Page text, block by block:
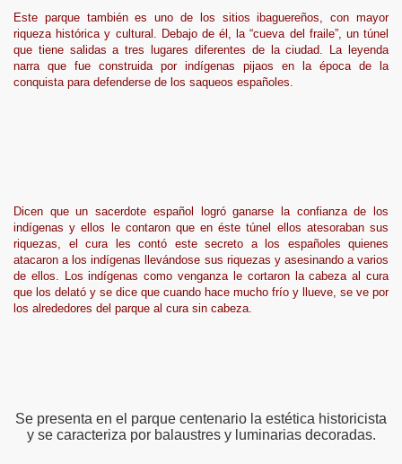
Este parque también es uno de los sitios ibaguereños, con mayor
riqueza histórica y cultural. Debajo de él, la “cueva del fraile”, un túnel
que tiene salidas a tres lugares diferentes de la ciudad. La leyenda
narra que fue construida por indígenas pijaos en la época de la
conquista para defenderse de los saqueos españoles.
Dicen que un sacerdote español logró ganarse la confianza de los
indígenas y ellos le contaron que en éste túnel ellos atesoraban sus
riquezas, el cura les contó este secreto a los españoles quienes
atacaron a los indígenas llevándose sus riquezas y asesinando a varios
de ellos. Los indígenas como venganza le cortaron la cabeza al cura
que los delató y se dice que cuando hace mucho frío y llueve, se ve por
los alrededores del parque al cura sin cabeza.
Se presenta en el parque centenario la estética historicista
y se caracteriza por balaustres y luminarias decoradas.